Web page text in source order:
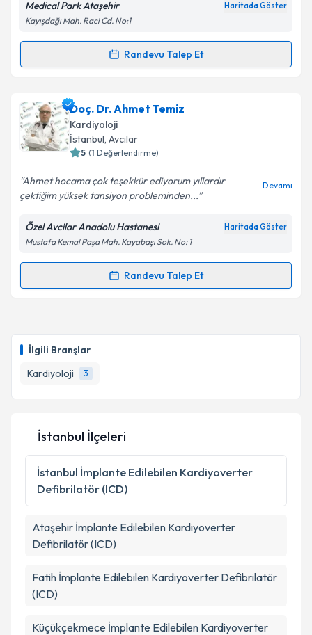
İlgili Branşlar
Kardiyoloji
3
kapsamda işlenmesini kabul ediyorum.
Takvim Talebini Gönder
Medical Park Ataşehir Haritada Göster
Kayışdağı Mah. Raci Cd. No:1
Randevu Talep Et
Randevu Takvimi Talebi
Doç. Dr. Ender Özgün Çakmak
talebi oluşturun. Size bu uzmandan randevu almanız
için bir takvim hazırlandığında e-posta ile
bilgilendireceğiz.
E-posta Adresiniz
Kişisel verilerimin işlenmesine ilişkin
Metni'ni okudum ve kişisel verilerimin belirtilen
kapsamda işlenmesini kabul ediyorum.
Doç. Dr. Ahmet Temiz
Kardiyoloji
İstanbul, Avcılar
5 (1 Değerlendirme)
Ahmet hocama çok teşekkür ediyorum yıllardır
çektiğim yüksek tansiyon probleminden...
Devamı
Özel Avcilar Anadolu Hastanesi Haritada Göster
Mustafa Kemal Paşa Mah. Kayabaşı Sok. No: 1
Randevu Talep Et
Randevu Takvimi Talebi
takvim hazırlandığında e-posta ile bilgilendireceğiz.
E-posta Adresiniz
Kişisel verilerimin işlenmesine ilişkinAydınlatma
Metni
'ni okudum ve kişisel verilerimin belirtilen
kapsamda işlenmesini kabul ediyorum.
Takvim Talebini Gönder
İstanbul İlçeleri
İstanbul İmplante Edilebilen Kardiyoverter
Defibrilatör (ICD)
Ataşehir İmplante Edilebilen Kardiyoverter
Defibrilatör (ICD)
Fatih İmplante Edilebilen Kardiyoverter Defibrilatör
(ICD)
Küçükçekmece İmplante Edilebilen Kardiyoverter